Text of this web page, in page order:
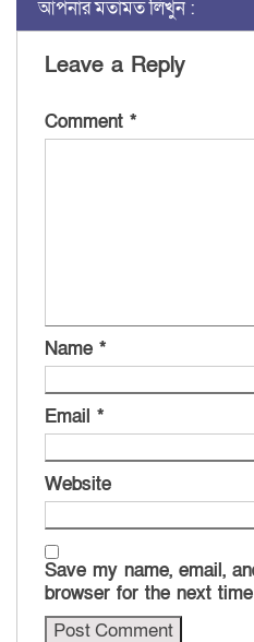
আপনার মতামত লিখুন :
Leave a Reply
Comment *
Name *
Email *
Website
Save my name, email,
browser for the next